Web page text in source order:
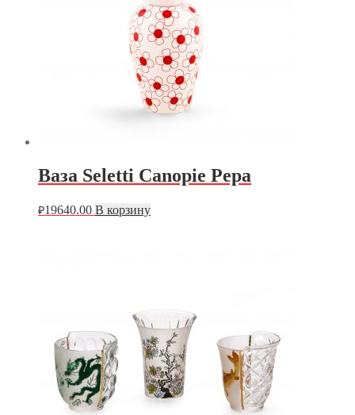
Ваза Seletti Canopie Pepa
₽19640.00 В корзину